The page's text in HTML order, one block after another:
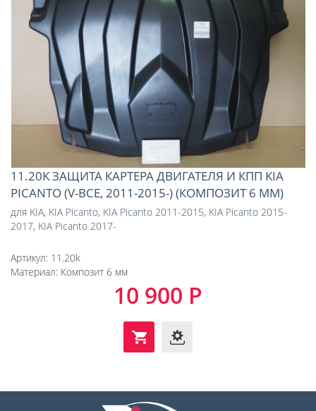
11.20K ЗАЩИТА КАРТЕРА ДВИГАТЕЛЯ И КПП KIA
PICANTO (V-ВСЕ, 2011-2015-) (КОМПОЗИТ 6 ММ)
для KIA, KIA Picanto, KIA Picanto 2011-2015, KIA Picanto 2015-
2017, KIA Picanto 2017-
Артикул: 11.20k
Материал: Композит 6 мм
10 900 Р